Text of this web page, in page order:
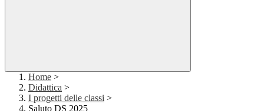
Home >
Didattica >
I progetti delle classi >
Saluto DS 2025